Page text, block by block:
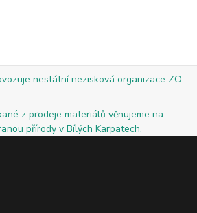
nestátní nezisková organizace ZO
z prodeje materiálů věnujeme na
přírody v Bílých Karpatech.